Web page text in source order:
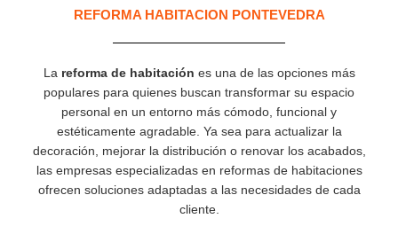
REFORMA HABITACION PONTEVEDRA
La reforma de habitación es una de las opciones más
populares para quienes buscan transformar su espacio
personal en un entorno más cómodo, funcional y
estéticamente agradable. Ya sea para actualizar la
decoración, mejorar la distribución o renovar los acabados,
las empresas especializadas en reformas de habitaciones
ofrecen soluciones adaptadas a las necesidades de cada
cliente.